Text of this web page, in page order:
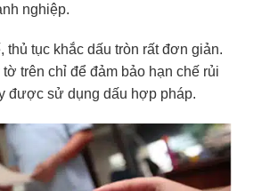
nghiệp.
thủ tục khắc dấu tròn rất đơn giản.
trên chỉ để đảm bảo hạn chế rủi
được sử dụng dấu hợp pháp.